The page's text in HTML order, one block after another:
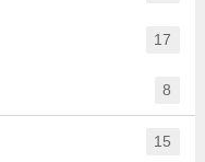
17
8
15